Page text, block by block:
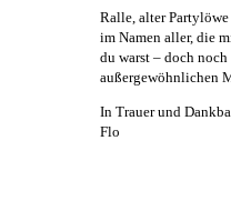
Ralle, alter
im Namen aller, die
du warst – doch
außergewöhnlichen
In Trauer und
Flo